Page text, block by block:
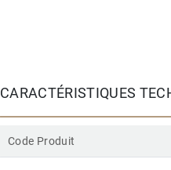
CARACTÉRISTIQUES
Code Produit